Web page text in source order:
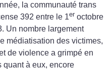
la communauté trans
392 entre le 1er octobre
Un nombre largement
médiatisation des victimes,
de violence a grimpé en
quant à eux, encore